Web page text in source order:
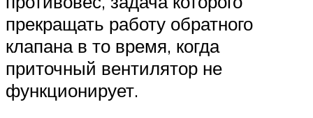
прекращать работу обратного
клапана в то время, когда
приточный вентилятор не
функционирует.